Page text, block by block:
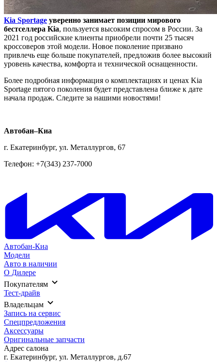
Kia Sportage уверенно занимает позиции мирового
бестселлера Kia, пользуется высоким спросом в России. За
2021 год российские клиенты приобрели почти 25 тысяч
кроссоверов этой модели. Новое поколение призвано
привлечь еще больше покупателей, предложив более высокий
уровень качества, комфорта и технической оснащенности.
Более подробная информация о комплектациях и ценах Kia
Sportage пятого поколения будет представлена ближе к дате
начала продаж. Следите за нашими новостями!
Автобан–Киа
г. Екатеринбург, ул. Металлургов, 67
Телефон: +7(343) 237-7000
Автобан-Киа
Модели
Авто в наличии
О Дилере
Покупателям
Тест-драйв
Владельцам
Запись на сервис
Спецпредложения
Аксессуары
Оригинальные запчасти
Адрес салонa
г. Екатеринбург, ул. Металлургов, д.67